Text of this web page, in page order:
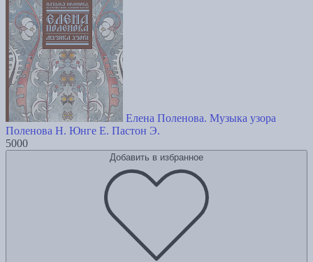
Елена Поленова. Музыка узора
Поленова Н. Юнге Е. Пастон Э.
5000
Добавить в избранное